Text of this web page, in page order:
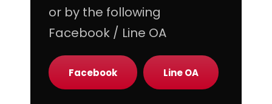
or by the following
Facebook / Line OA
Facebook Line OA